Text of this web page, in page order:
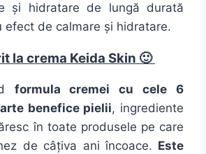
și hidratare de lungă durată
efect de calmare și hidratare.
la crema Keida Skin 🙂
formula cremei cu cele 6
benefice pielii, ingrediente
în toate produsele pe care
de câțiva aniîncoace. Este